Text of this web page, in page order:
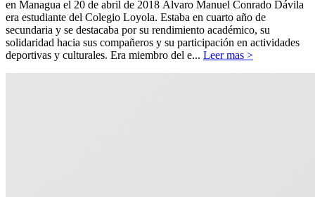
en Managua el 20 de abril de 2018 Álvaro Manuel Conrado Dávila
era estudiante del Colegio Loyola. Estaba en cuarto año de
secundaria y se destacaba por su rendimiento académico, su
solidaridad hacia sus compañeros y su participación en actividades
deportivas y culturales. Era miembro del e... Leer mas >